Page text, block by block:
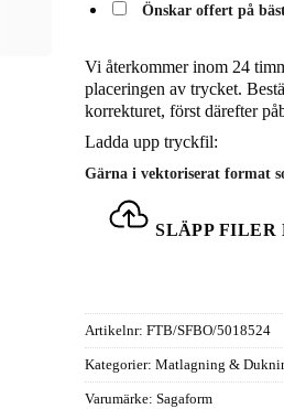
Önskar offert på
Vi återkommer inom 24
placeringen av trycket.
korrekturet, först därefter
Ladda upp tryckfil:
Gärna i vektoriserat format
SLÄPP FILER
Artikelnr: FTB/SFBO/5018524
Kategorier: Matlagning &
Varumärke: Sagaform